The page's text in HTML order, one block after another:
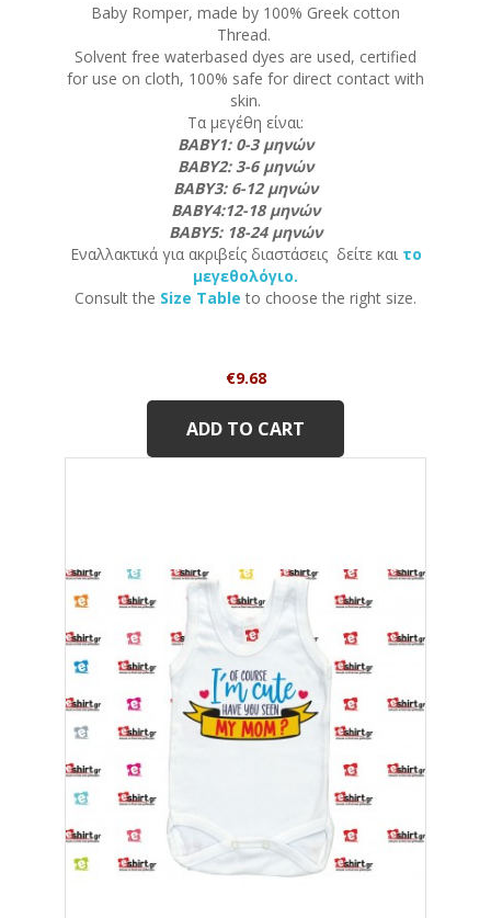
Baby Romper, made by 100% Greek cotton
Thread.
Solvent free waterbased dyes are used, certified
for use on cloth, 100% safe for direct contact with
skin.
Τα μεγέθη είναι:
ΒΑΒΥ1: 0-3 μηνών
ΒΑΒΥ2: 3-6 μηνών
ΒΑΒΥ3: 6-12 μηνών
ΒΑΒΥ4:12-18 μηνών
ΒΑΒΥ5: 18-24 μηνών
Εναλλακτικά για ακριβείς διαστάσεις δείτε και το
μεγεθολόγιο.
Consult the Size Table to choose the right size.
Price
€9.68
ADD TO CART